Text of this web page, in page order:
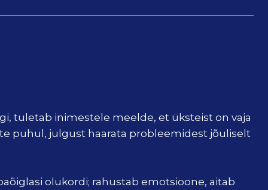
tuletab inimestele meelde, et üksteist on vaja
puhul, julgust haarata probleemidest jõuliselt
olukordi; rahustab emotsioone, aitab